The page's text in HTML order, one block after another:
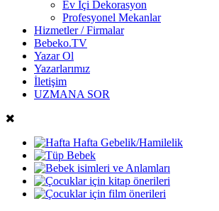
Ev İçi Dekorasyon
Profesyonel Mekanlar
Hizmetler / Firmalar
Bebeko.TV
Yazar Ol
Yazarlarımız
İletişim
UZMANA SOR